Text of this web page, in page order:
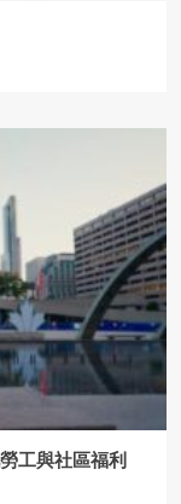
工與社區福利